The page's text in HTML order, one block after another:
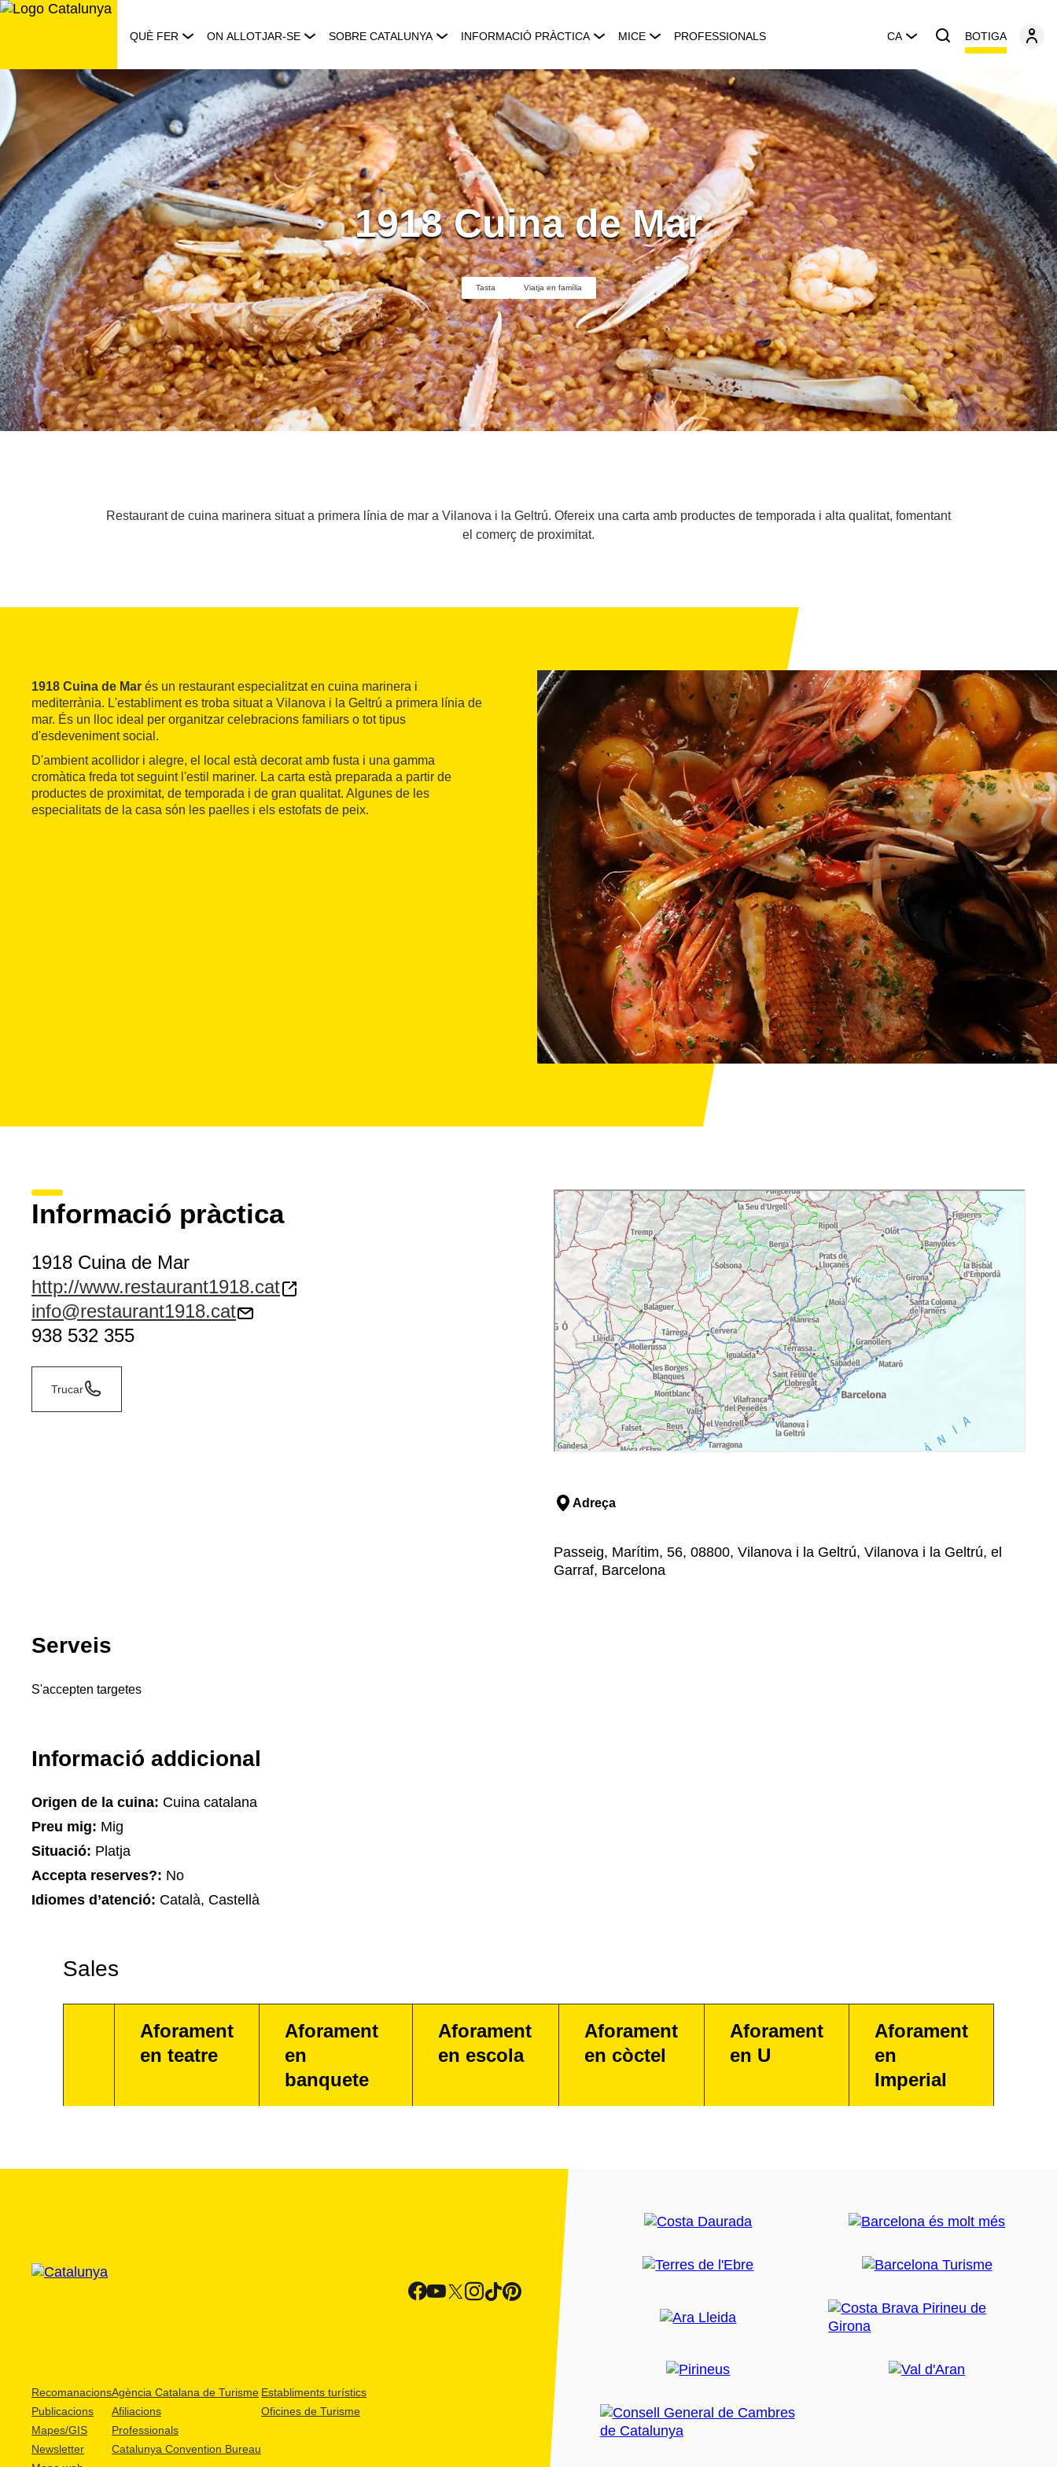
Saltar
QUÈ FER ON ALLOTJAR-SE SOBRE CATALUNYA INFORMACIÓ PRÀCTICA MICE PROFESSIONALS CA BOTIGA
1918 Cuina de Mar
Tasta Viatja en família
Restaurant de cuina marinera situat a primera línia de mar a Vilanova i la Geltrú. Ofereix una carta amb productes de temporada i alta qualitat, fomentant
el comerç de proximitat.
1918 Cuina de Mar és un restaurant especialitzat en cuina marinera i
mediterrània. L'establiment es troba situat a Vilanova i la Geltrú a primera línia de
mar. És un lloc ideal per organitzar celebracions familiars o tot tipus
d'esdeveniment social.
D'ambient acollidor i alegre, el local està decorat amb fusta i una gamma
cromàtica freda tot seguint l'estil mariner. La carta està preparada a partir de
productes de proximitat, de temporada i de gran qualitat. Algunes de les
especialitats de la casa són les paelles i els estofats de peix.
Informació pràctica
1918 Cuina de Mar
http://www.restaurant1918.cat
info@restaurant1918.cat
938 532 355
Trucar
Adreça
Passeig, Marítim, 56, 08800, Vilanova i la Geltrú, Vilanova i la Geltrú, el
Garraf, Barcelona
Serveis
S'accepten targetes
Informació addicional
Origen de la cuina: Cuina catalana
Preu mig: Mig
Situació: Platja
Accepta reserves?: No
Idiomes d’atenció: Català, Castellà
Sales
Aforament
en teatre
Aforament
en
banquete
Aforament
en escola
Aforament
en còctel
Aforament
en U
Aforament
en
Imperial
Recomanacions
Publicacions
Mapes/GIS
Newsletter
Agència Catalana de Turisme
Afiliacions
Professionals
Catalunya Convention Bureau
Establiments turístics
Oficines de Turisme